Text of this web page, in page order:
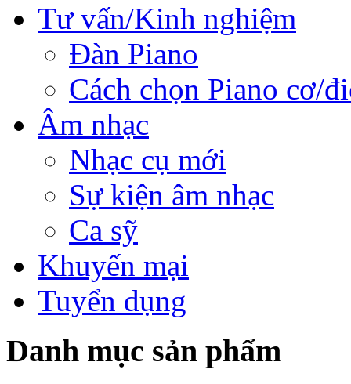
Tư vấn/Kinh nghiệm
Đàn Piano
Cách chọn Piano cơ/
Âm nhạc
Nhạc cụ mới
Sự kiện âm nhạc
Ca sỹ
Khuyến mại
Tuyển dụng
Danh mục sản phẩm